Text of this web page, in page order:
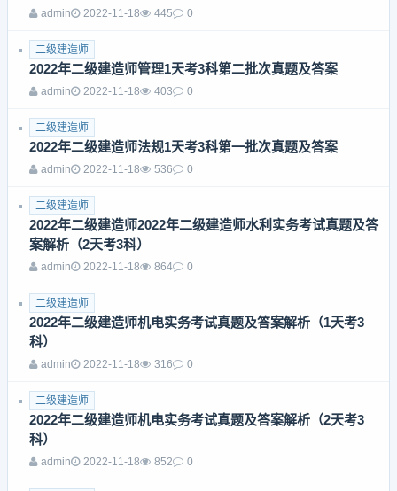
admin 2022-11-18 445 0
二级建造师
2022年二级建造师管理1天考3科第二批次真题及答案
admin 2022-11-18 403 0
二级建造师
2022年二级建造师法规1天考3科第一批次真题及答案
admin 2022-11-18 536 0
二级建造师
2022年二级建造师2022年二级建造师水利实务考试真题及答
案解析（2天考3科）
admin 2022-11-18 864 0
二级建造师
2022年二级建造师机电实务考试真题及答案解析（1天考3
科）
admin 2022-11-18 316 0
二级建造师
2022年二级建造师机电实务考试真题及答案解析（2天考3
科）
admin 2022-11-18 852 0